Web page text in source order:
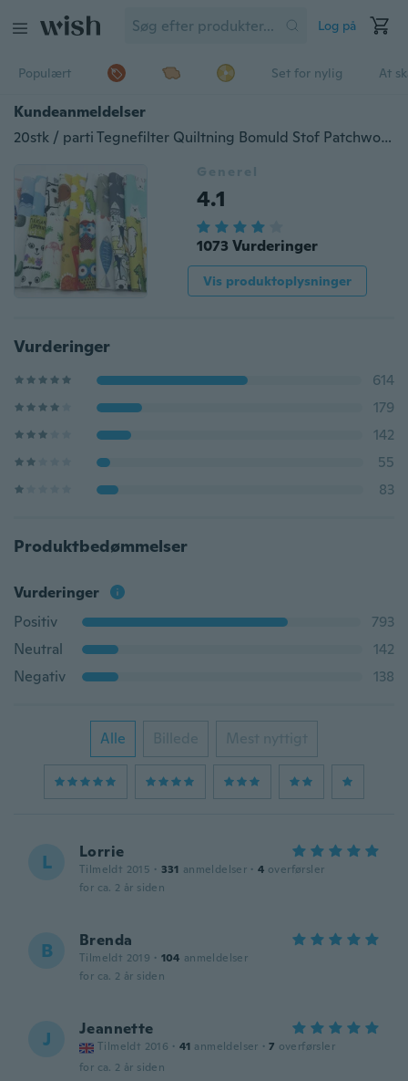
Log på
Populært Set for nylig At
Kundeanmeldelser
20stk / parti Tegnefilter Quiltning Bomuld Stof Patchwork Stof Bundter Stof til håndlavede poser Pung pudebetræk (som vist i billedet)
Generel
4.1
1073 Vurderinger
Vis produktoplysninger
Vurderinger
614
179
142
55
83
Produktbedømmelser
Vurderinger
Positiv
793
Neutral
142
Negativ
138
Alle Billede Mest nyttigt
L Lorrie
Tilmeldt 2015 · 331 anmeldelser · 4 overførsler
for ca. 2 år siden
B Brenda
Tilmeldt 2019 · 104 anmeldelser
for ca. 2 år siden
J Jeannette
Tilmeldt 2016 · 41 anmeldelser · 7 overførsler
for ca. 2 år siden